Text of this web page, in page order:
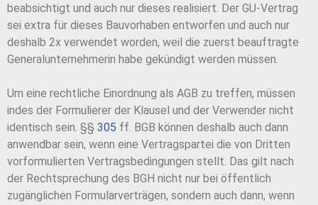
beabsichtigt und auch nur dieses realisiert. Der GU-Vertrag
sei extra für dieses Bauvorhaben entworfen und auch nur
deshalb 2x verwendet worden, weil die zuerst beauftragte
Generalunternehmerin habe gekündigt werden müssen.
Um eine rechtliche Einordnung als AGB zu treffen, müssen
indes der Formulierer der Klausel und der Verwender nicht
identisch sein. §§ 305 ff. BGB können deshalb auch dann
anwendbar sein, wenn eine Vertragspartei die von Dritten
vorformulierten Vertragsbedingungen stellt. Das gilt nach
der Rechtsprechung des BGH nicht nur bei öffentlich
zugänglichen Formularverträgen, sondern auch dann, wenn